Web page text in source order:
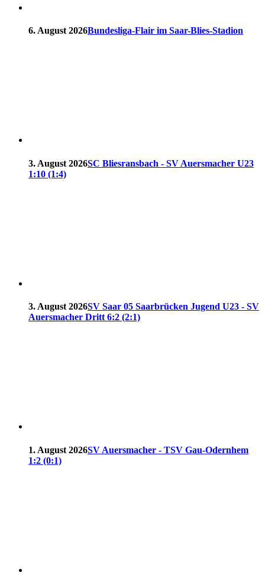
6. August 2026Bundesliga-Flair im Saar-Blies-Stadion
3. August 2026SC Bliesransbach - SV Auersmacher U23
1:10 (1:4)
3. August 2026SV Saar 05 Saarbrücken Jugend U23 - SV
Auersmacher Dritt 6:2 (2:1)
1. August 2026SV Auersmacher - TSV Gau-Odernhem
1:2 (0:1)